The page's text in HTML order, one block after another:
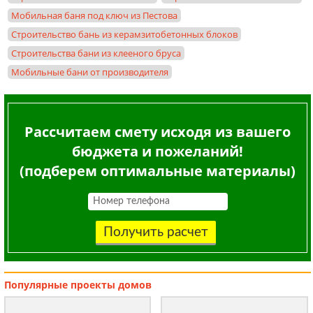
Мобильная баня под ключ из Пестова
Строительство бань из керамзитобетонных блоков
Строительства бани из клееного бруса
Мобильные бани от производителя
Рассчитаем смету исходя из вашего
бюджета и пожеланий!
(подберем оптимальные материалы)
Получить расчет
Популярные проекты домов